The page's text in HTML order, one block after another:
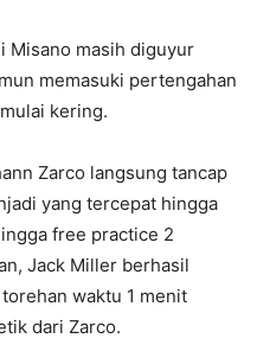
Misano masih diguyur
memasuki pertengahan
kering.
Zarco langsung tancap
yang tercepat hingga
free practice 2
Jack Miller berhasil
waktu 1 menit
dari Zarco.